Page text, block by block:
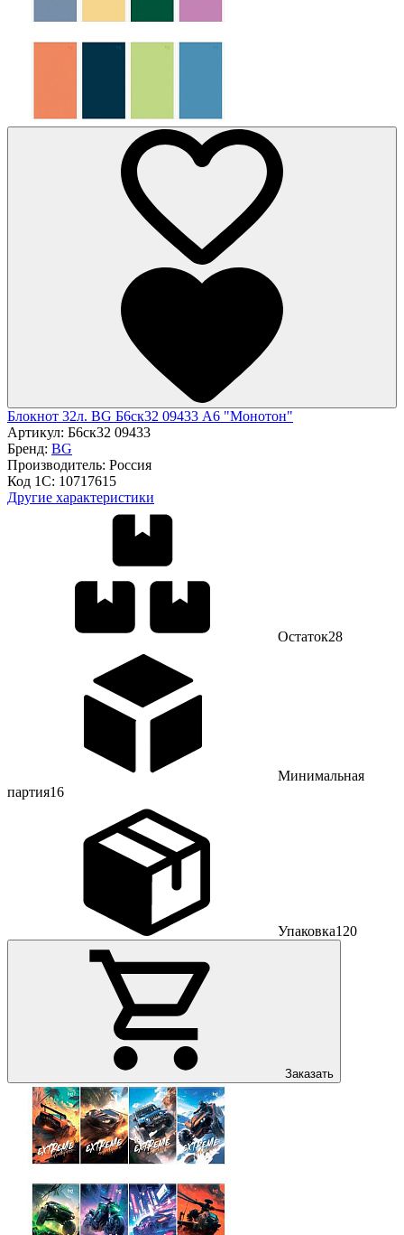
Блокнот 32л. BG Б6ск32 09433 А6 "Монотон"
Артикул: Б6ск32 09433
Бренд: BG
Производитель: Россия
Код 1С: 10717615
Другие характеристики
Остаток28
Минимальная
партия16
Упаковка120
Заказать